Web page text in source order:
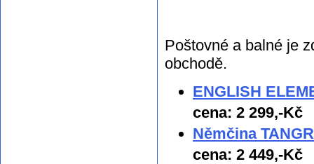
Poštovné a balné je
obchodě.
ENGLISH
cena: 2 299,-Kč
Němčina
cena: 2 449,-Kč